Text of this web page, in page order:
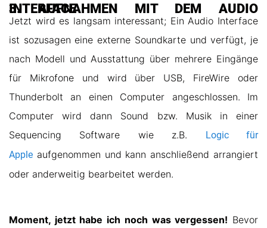
3. AUFNAHMEN MIT DEM AUDIO INTERFACE
Jetzt wird es langsam interessant; Ein Audio Interface
ist sozusagen eine externe Soundkarte und verfügt, je
nach Modell und Ausstattung über mehrere Eingänge
für Mikrofone und wird über USB, FireWire oder
Thunderbolt an einen Computer angeschlossen. Im
Computer wird dann Sound bzw. Musik in einer
Sequencing Software wie z.B.
Logic für
Apple aufgenommen und kann anschließend arrangiert
oder anderweitig bearbeitet werden.
Moment, jetzt habe ich noch was vergessen! Bevor